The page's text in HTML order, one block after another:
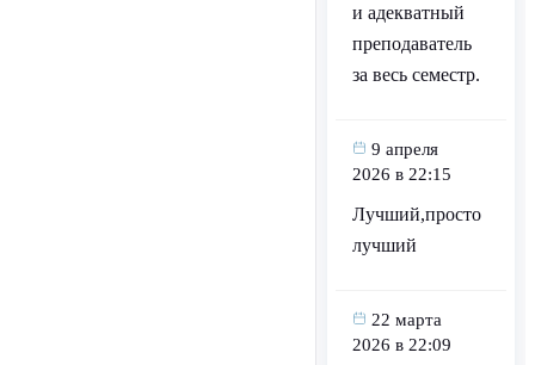
и адекватный
преподаватель
за весь семестр.
9 апреля
2026 в 22:15
Лучший,просто
лучший
22 марта
2026 в 22:09